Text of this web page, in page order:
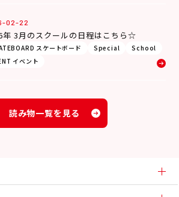
02-22
年 3月のスクールの日程はこちら☆
スケートボード Special
School
イベント
読み物一覧を見る